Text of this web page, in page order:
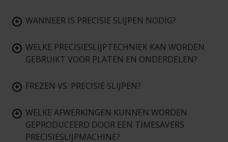
+ WANNEER IS PRECISIE SLIJPEN NODIG?
+
WELKE PRECISIESLIJPTECHNIEK KAN WORDEN
GEBRUIKT VOOR PLATEN EN ONDERDELEN?
+ FREZEN VS. PRECISIE SLIJPEN?
+
WELKE AFWERKINGEN KUNNEN WORDEN
GEPRODUCEERD DOOR EEN TIMESAVERS
PRECISIESLIJPMACHINE?